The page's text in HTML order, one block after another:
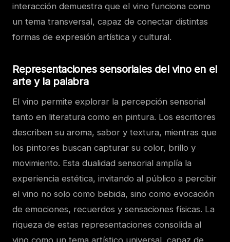
interacción demuestra que el vino funciona como
un tema transversal, capaz de conectar distintas
formas de expresión artística y cultural.
Representaciones sensoriales del vino en el
arte y la palabra
El vino permite explorar la percepción sensorial
tanto en literatura como en pintura. Los escritores
describen su aroma, sabor y textura, mientras que
los pintores buscan capturar su color, brillo y
movimiento. Esta dualidad sensorial amplía la
experiencia estética, invitando al público a percibir
el vino no solo como bebida, sino como evocación
de emociones, recuerdos y sensaciones físicas. La
riqueza de estas representaciones consolida al
vino como un tema artístico universal, capaz de